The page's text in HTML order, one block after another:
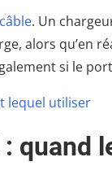
. Un
alors qu’en
si le
lequel utiliser
quand